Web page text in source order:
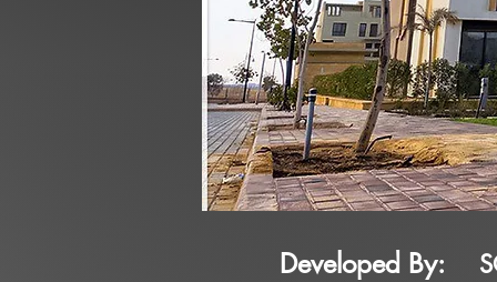
Developed By: